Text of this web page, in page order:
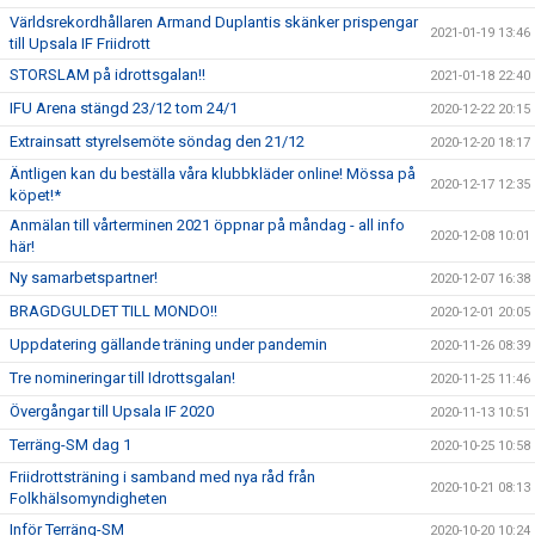
Världsrekordhållaren Armand Duplantis skänker prispengar
till Upsala IF Friidrott
2021-01-19 13:46
STORSLAM på idrottsgalan!! 2021-01-18 22:40
IFU Arena stängd 23/12 tom 24/1 2020-12-22 20:15
Extrainsatt styrelsemöte söndag den 21/12 2020-12-20 18:17
Äntligen kan du beställa våra klubbkläder online! Mössa på
köpet!*
2020-12-17 12:35
Anmälan till vårterminen 2021 öppnar på måndag - all info
här!
2020-12-08 10:01
Ny samarbetspartner! 2020-12-07 16:38
BRAGDGULDET TILL MONDO!! 2020-12-01 20:05
Uppdatering gällande träning under pandemin 2020-11-26 08:39
Tre nomineringar till Idrottsgalan! 2020-11-25 11:46
Övergångar till Upsala IF 2020 2020-11-13 10:51
Terräng-SM dag 1 2020-10-25 10:58
Friidrottsträning i samband med nya råd från
Folkhälsomyndigheten
2020-10-21 08:13
Inför Terräng-SM 2020-10-20 10:24